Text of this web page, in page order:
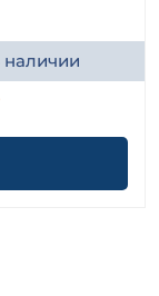
наличии